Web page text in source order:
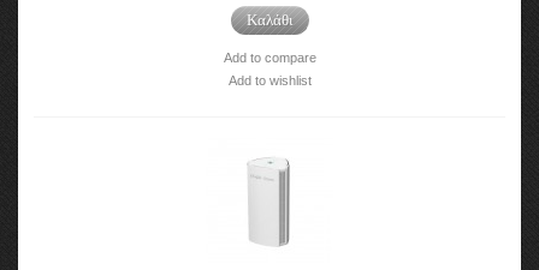
Καλάθι
Add to compare
Add to wishlist